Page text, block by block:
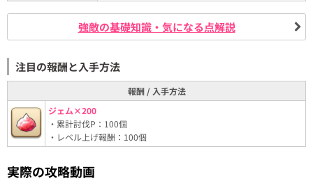
強敵の基礎知識・気になる点解説
注目の報酬と入手方法
報酬 / 入手方法
ジェム×200
・累計討伐P：100個
・レベル上げ報酬：100個
実際の攻略動画